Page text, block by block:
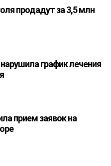
продадут за 3,5 млн
график лечения
прием заявок на